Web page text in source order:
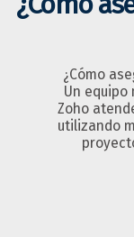
¿Cómo
Un
Zoho
utilizando